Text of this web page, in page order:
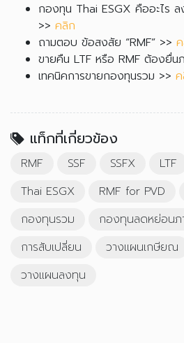
กองทุน Thai ESGX คืออะไร
>> คลิก
ถามตอบ ข้อสงสัย “RMF” >>
ขายคืน LTF หรือ RMF ต้องยื่น
เทคนิคการขายกองทุนรวม >>
แท็กที่เกี่ยวข้อง
RMF SSF SSFX LTF
Thai ESGX
RMF for PVD
กองทุนรวม
กองทุนลดหย่อนภ
การสับเปลี่ยน
วางแผนเกษียณ
วางแผนลงทุน